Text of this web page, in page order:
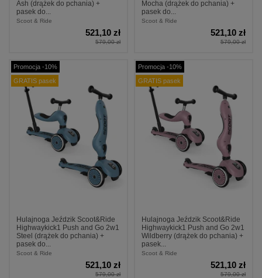
Ash (drążek do pchania) +
pasek do...
Scoot & Ride
521,10 zł
579,00 zł
Mocha (drążek do pchania) +
pasek do...
Scoot & Ride
521,10 zł
579,00 zł
Promocja -10%
GRATIS pasek
Hulajnoga Jeździk Scoot&Ride
Highwaykick1 Push and Go 2w1
Steel (drążek do pchania) +
pasek do...
Scoot & Ride
521,10 zł
579,00 zł
Promocja -10%
GRATIS pasek
Hulajnoga Jeździk Scoot&Ride
Highwaykick1 Push and Go 2w1
Wildberry (drążek do pchania) +
pasek...
Scoot & Ride
521,10 zł
579,00 zł